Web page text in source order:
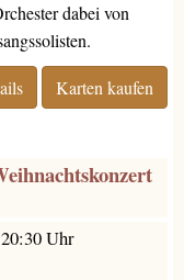
dabei von
Karten kaufen
Uhr